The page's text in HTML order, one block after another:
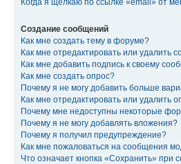
Создание сообщений
Как мне создать тему в форуме?
Как мне отредактировать или удалить
Как мне добавить подпись к своему
Как мне создать опрос?
Почему я не могу добавить больше
Как мне отредактировать или удалить
Почему мне недоступны некоторые
Почему я не могу добавлять вложения?
Почему я получил предупреждение?
Как мне пожаловаться на сообщения
Что означает кнопка «Сохранить» при